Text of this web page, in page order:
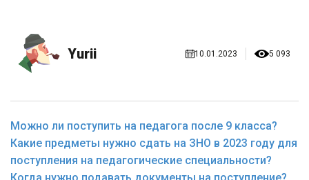
Yurii 10.01.2023 5 093
Можно ли поступить на педагога после 9 класса?
Какие предметы нужно сдать на ЗНО в 2023 году для
поступления на педагогические специальности?